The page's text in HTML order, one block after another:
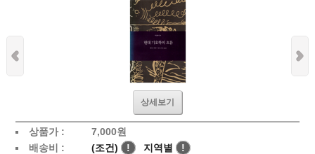
상세보기
상품가 : 7,000원
배송비 :
(조건) ! 지역별
!